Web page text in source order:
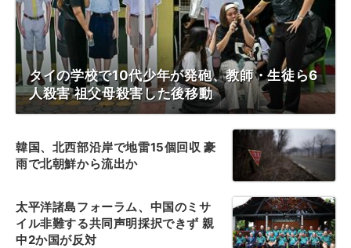
タイの学校で10代少年が発砲、教師・生徒ら6
人殺害 祖父母殺害した後移動
韓国、北西部沿岸で地雷15個回収 豪
雨で北朝鮮から流出か
太平洋諸島フォーラム、中国のミサ
イル非難する共同声明採択できず 親
中2か国が反対